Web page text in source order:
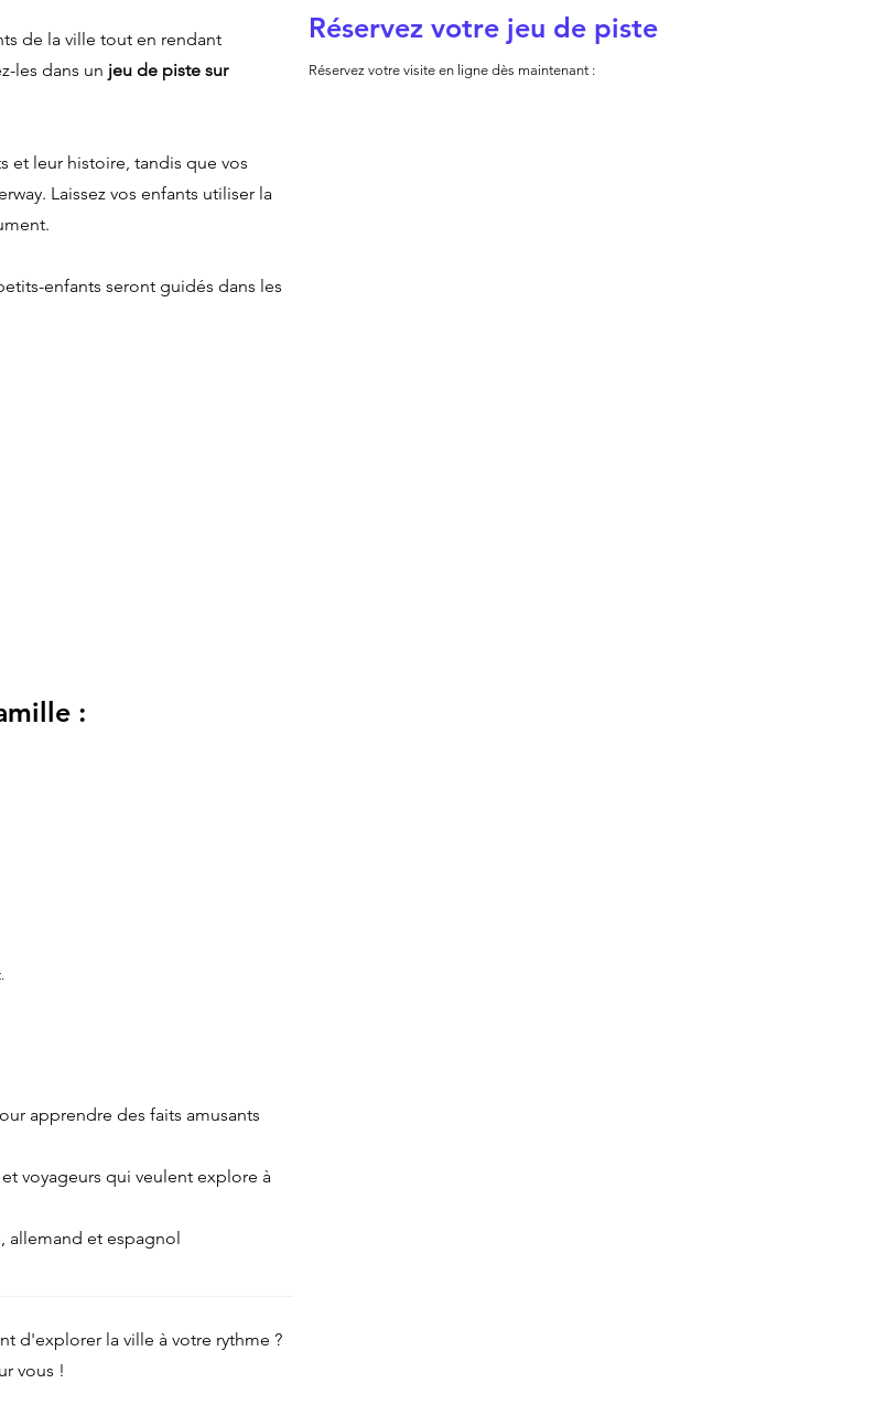
de la ville tout en rendant
les dans un jeu de piste sur
et leur histoire, tandis que vos
Laissez vos enfants utiliser la
enfants seront guidés dans les
:
apprendre des faits amusants
voyageurs qui veulent explore à
allemand et espagnol
d'explorer la ville à votre rythme ?
vous !
Réservez votre jeu de piste
Réservez votre visite en ligne dès maintenant :